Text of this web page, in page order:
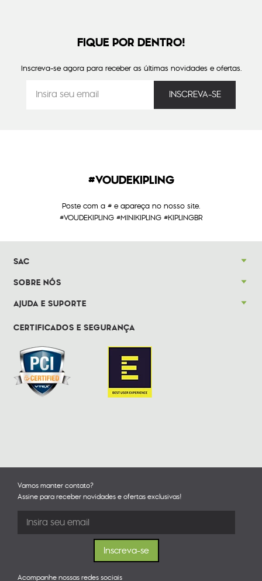
FIQUE POR DENTRO!
Inscreva-se agora para receber as últimas novidades e ofertas.
#VOUDEKIPLING
Poste com a # e apareça no nosso site.
#VOUDEKIPLING #MINIKIPLING #KIPLINGBR
SAC
SOBRE NÓS
AJUDA E SUPORTE
CERTIFICADOS E SEGURANÇA
Vamos manter contato?
Assine para receber novidades e ofertas exclusivas!
Acompanhe nossas redes sociais